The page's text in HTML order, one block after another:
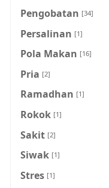
Pengobatan [34]
Persalinan [1]
Pola Makan [16]
Pria [2]
Ramadhan [1]
Rokok [1]
Sakit [2]
Siwak [1]
Stres [1]